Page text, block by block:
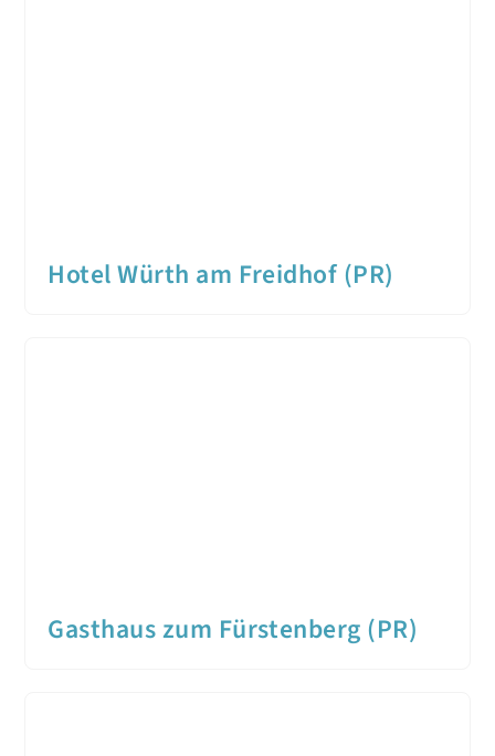
Hotel Würth am Freidhof (PR)
Gasthaus zum Fürstenberg (PR)